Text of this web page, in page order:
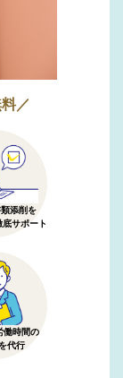
／
類添削を
サポート
働時間の
代行